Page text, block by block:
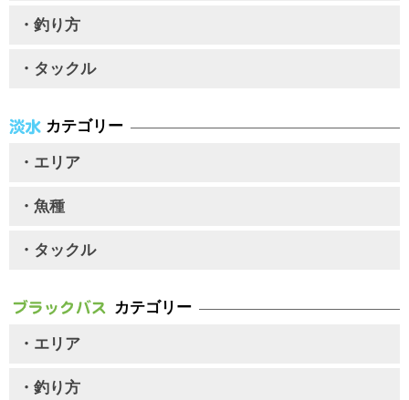
・釣り方
・タックル
カテゴリー
・エリア
・魚種
・タックル
カテゴリー
・エリア
・釣り方